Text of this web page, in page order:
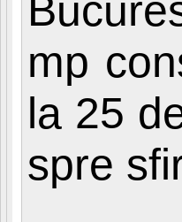
mp
la 25
spre